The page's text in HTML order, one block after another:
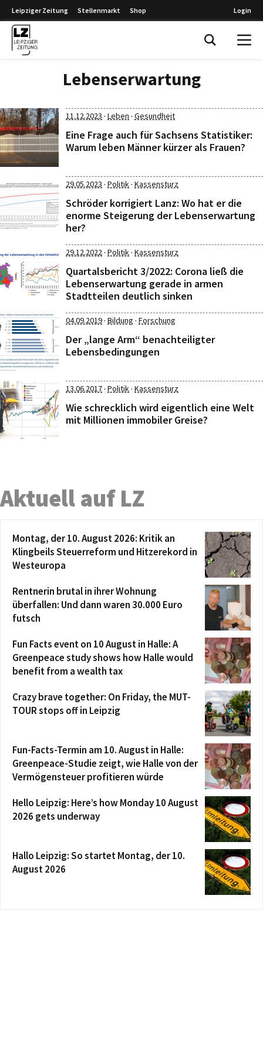
Leipziger Zeitung Stellenmarkt Shop Login
Lebenserwartung
11.12.2023 · Leben · Gesundheit
Eine Frage auch für Sachsens Statistiker:
Warum leben Männer kürzer als Frauen?
29.05.2023 · Politik· Kassensturz
Schröder korrigiert Lanz: Wo hat er die
enorme Steigerung der Lebenserwartung
her?
29.12.2022· Politik· Kassensturz
Quartalsbericht 3/2022: Corona ließ die
Lebenserwartung gerade in armen
Stadtteilen deutlich sinken
04.09.2019· Bildung · Forschung
Der „lange Arm“ benachteiligter
Lebensbedingungen
13.06.2017· Politik· Kassensturz
Wie schrecklich wird eigentlich eine Welt
mit Millionen immobiler Greise?
Aktuell auf LZ
Montag, der 10. August 2026: Kritik an
Klingbeils Steuerreform und Hitzerekord in
Westeuropa
Rentnerin brutal in ihrer Wohnung
überfallen: Und dann waren 30.000 Euro
futsch
Fun Facts event on 10 August in Halle: A
Greenpeace study shows how Halle would
benefit from a wealth tax
Crazy brave together: On Friday, the MUT-
TOUR stops off in Leipzig
Fun-Facts-Termin am 10. August in Halle:
Greenpeace-Studie zeigt, wie Halle von der
Vermögensteuer profitieren würde
Hello Leipzig: Here’s how Monday 10 August
2026 gets underway
Hallo Leipzig: So startet Montag, der 10.
August 2026